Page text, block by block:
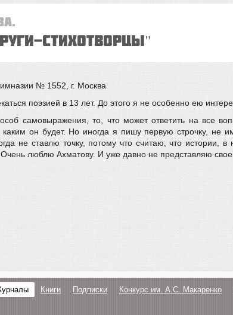
СТИХОТВОРЦЫ"
№ 1552, г. Москва
поэзией в 13 лет. До этого я не особенно ею
самовыражения, то, что может ответить на все
каким он будет. Но иногда я пишу первую строчку,
не ставлю точку, потому что считаю, что
люблю Ахматову. И уже давно не представляю
Книги Подписки Конкурс им. А.С. Макаренко